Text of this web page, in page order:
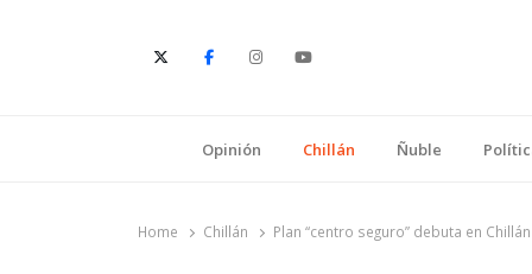
Opinión Chillán Ñuble
Home Chillán Plan “centro seguro” debuta en